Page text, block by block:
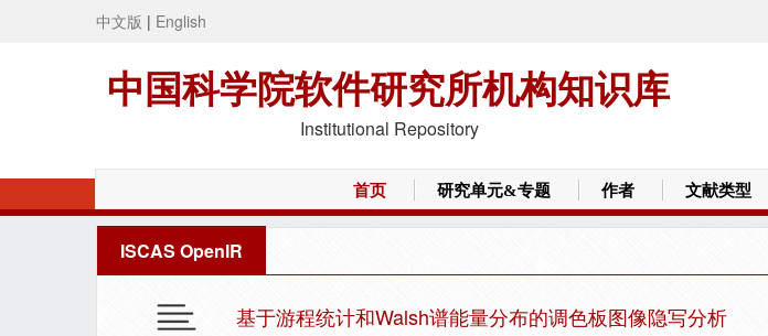
中文版 | English
中国科学院软件研究所机构知识库
Institutional Repository
首页 研究单元&专题 作者 文献类型
ISCAS OpenIR
基于游程统计和Walsh谱能量分布的调色板图像隐写分析